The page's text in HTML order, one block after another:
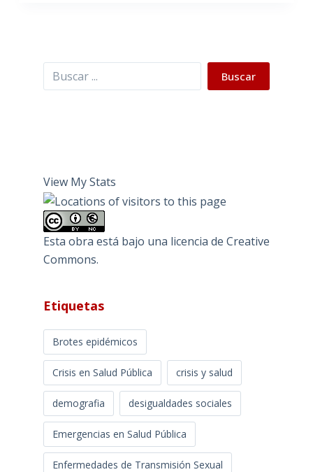
Buscar Buscar
View My Stats
Esta obra está bajo una licencia de Creative
Commons.
Etiquetas
Brotes epidémicos
Crisis en Salud Pública crisis y salud
demografia desigualdades sociales
Emergencias en Salud Pública
Enfermedades de Transmisión Sexual